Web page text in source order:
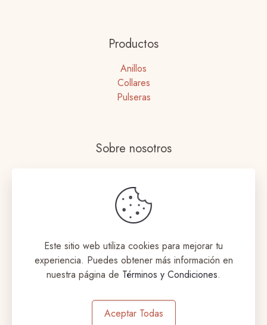
Productos
Anillos
Collares
Pulseras
Sobre nosotros
Términos y Condiciones
Envíos y Devoluciones
© 2023 Coqueta Accesorios. Todos los derechos
reservados. Designed byaromeditech.com
Este sitio web utiliza cookies para mejorar tu
experiencia. Puedes obtener más información en
nuestra página de Términos y Condiciones.
Aceptar Todas